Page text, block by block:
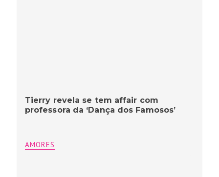
Tierry revela se tem affair com
professora da ‘Dança dos Famosos’
AMORES